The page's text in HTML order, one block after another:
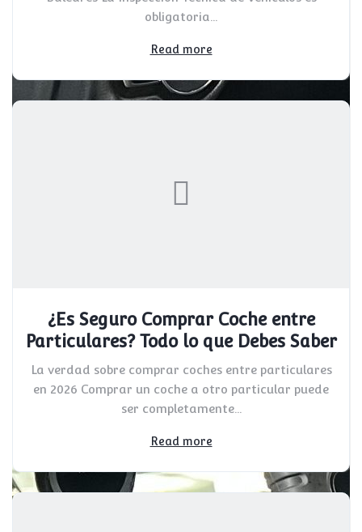
obligatoria...
Read more
¿Es Seguro Comprar Coche entre
Particulares? Todo lo que Debes Saber
La verdad sobre comprar coches entre particulares
en 2026 Comprar un coche a otro particular puede
ser completamente...
Read more